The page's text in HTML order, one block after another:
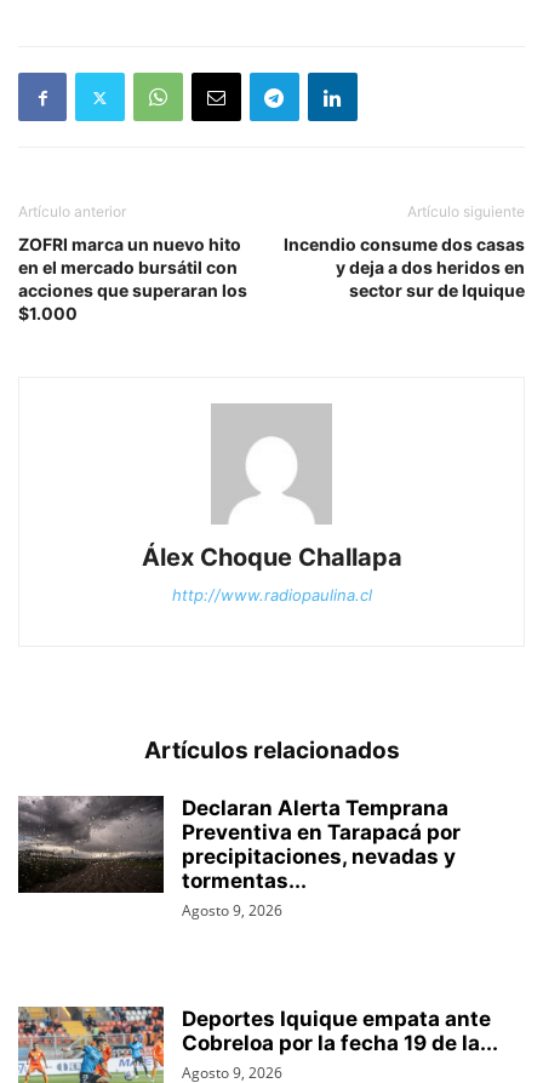
Artículo anterior
ZOFRI marca un nuevo hito
en el mercado bursátil con
acciones que superaran los
$1.000
Artículo siguiente
Incendio consume dos casas
y deja a dos heridos en
sector sur de Iquique
Álex Choque Challapa
http://www.radiopaulina.cl
Artículos relacionados
Declaran Alerta Temprana
Preventiva en Tarapacá por
precipitaciones, nevadas y
tormentas...
Agosto 9, 2026
Deportes Iquique empata ante
Cobreloa por la fecha 19 de la...
Agosto 9, 2026